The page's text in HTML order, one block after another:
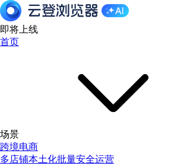
即将上线
首页
场景
跨境电商
多店铺本土化批量安全运营